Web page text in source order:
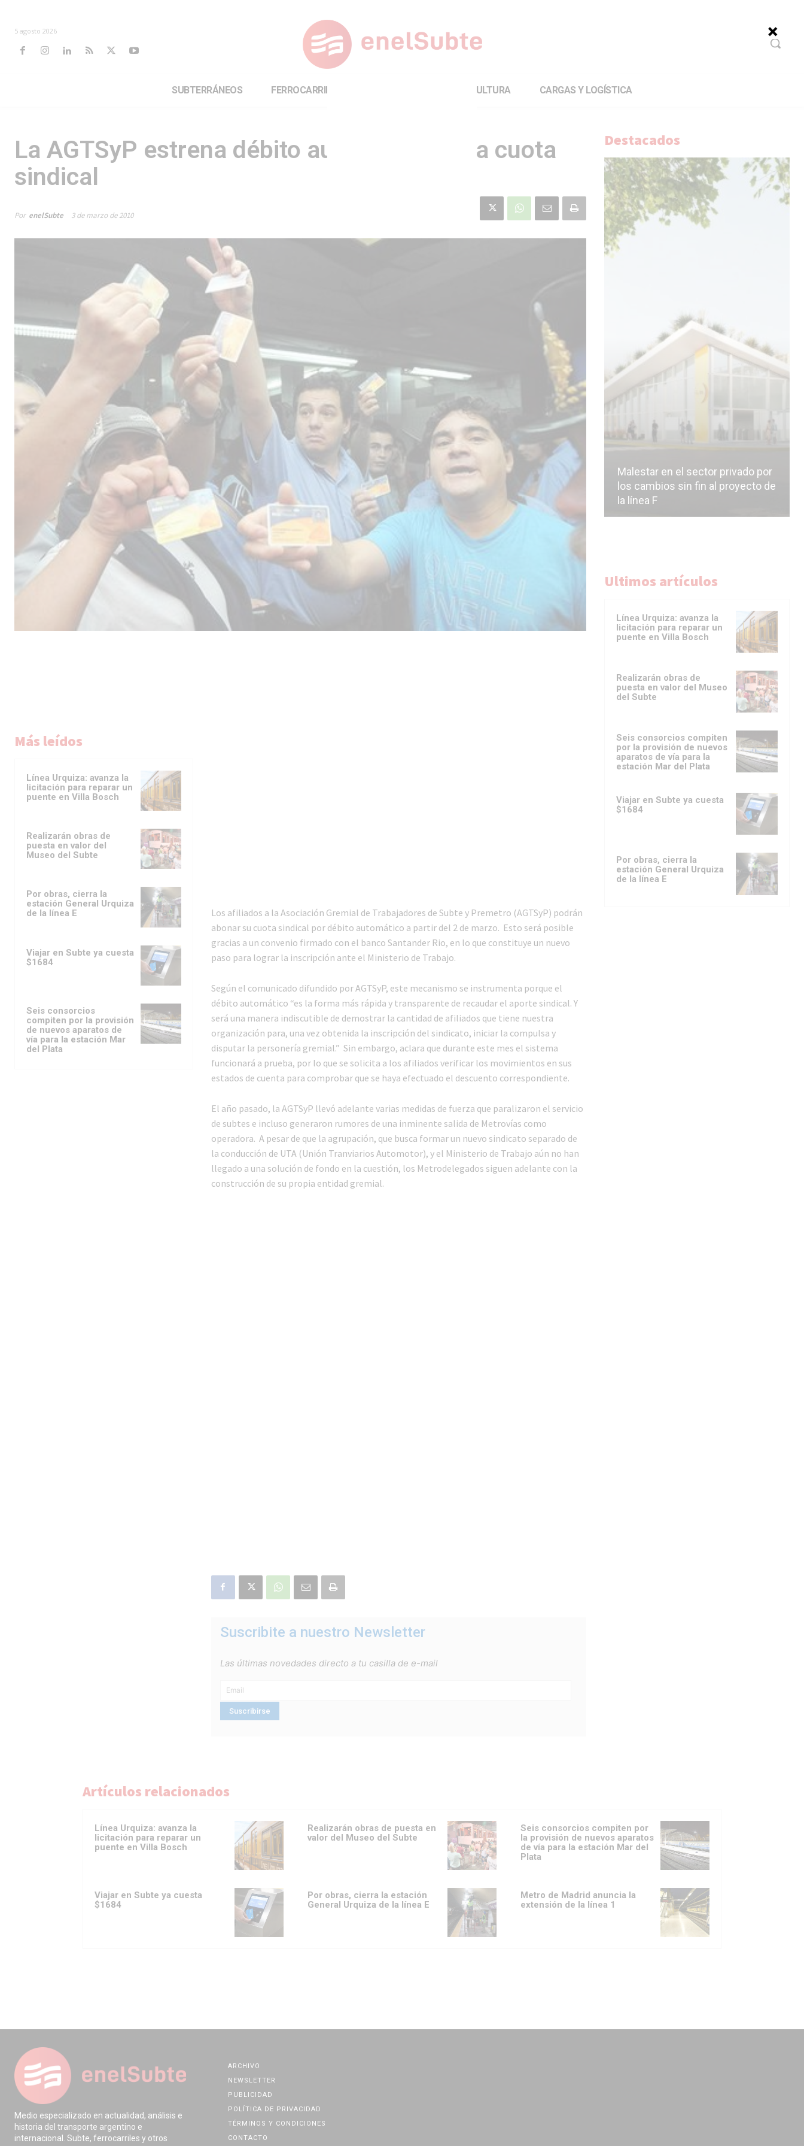
5 agosto 2026
SUBTERRÁNEOS FERROCARRILES CULTURA CARGAS Y LOGÍSTICA
La AGTSyP estrena débito automático de la cuota
sindical
Por enelSubte 3 de marzo de 2010
Más leídos
Línea Urquiza: avanza la
licitación para reparar un
puente en Villa Bosch
Realizarán obras de
puesta en valor del
Museo del Subte
Por obras, cierra la
estación General Urquiza
de la línea E
Viajar en Subte ya cuesta
$1684
Seis consorcios
compiten por la provisión
de nuevos aparatos de
vía para la estación Mar
del Plata
Los afiliados a la Asociación Gremial de Trabajadores de Subte y Premetro (AGTSyP) podrán
abonar su cuota sindical por débito automático a partir del 2 de marzo. Esto será posible
gracias a un convenio firmado con el banco Santander Rio, en lo que constituye un nuevo
paso para lograr la inscripción ante el Ministerio de Trabajo.
Según el comunicado difundido por AGTSyP, este mecanismo se instrumenta porque el
débito automático “es la forma más rápida y transparente de recaudar el aporte sindical. Y
será una manera indiscutible de demostrar la cantidad de afiliados que tiene nuestra
organización para, una vez obtenida la inscripción del sindicato, iniciar la compulsa y
disputar la personería gremial.” Sin embargo, aclara que durante este mes el sistema
funcionará a prueba, por lo que se solicita a los afiliados verificar los movimientos en sus
estados de cuenta para comprobar que se haya efectuado el descuento correspondiente.
El año pasado, la AGTSyP llevó adelante varias medidas de fuerza que paralizaron el servicio
de subtes e incluso generaron rumores de una inminente salida de Metrovías como
operadora. A pesar de que la agrupación, que busca formar un nuevo sindicato separado de
la conducción de UTA (Unión Tranviarios Automotor), y el Ministerio de Trabajo aún no han
llegado a una solución de fondo en la cuestión, los Metrodelegados siguen adelante con la
construcción de su propia entidad gremial.
Suscribite a nuestro Newsletter
Las últimas novedades directo a tu casilla de e-mail
Destacados
Malestar en el sector privado por
los cambios sin fin al proyecto de
la línea F
Ultimos artículos
Línea Urquiza: avanza la
licitación para reparar un
puente en Villa Bosch
Realizarán obras de
puesta en valor del Museo
del Subte
Seis consorcios compiten
por la provisión de nuevos
aparatos de vía para la
estación Mar del Plata
Viajar en Subte ya cuesta
$1684
Por obras, cierra la
estación General Urquiza
de la línea E
Artículos relacionados
Línea Urquiza: avanza la
licitación para reparar un
puente en Villa Bosch
Realizarán obras de puesta en
valor del Museo del Subte
Seis consorcios compiten por
la provisión de nuevos aparatos
de vía para la estación Mar del
Plata
Viajar en Subte ya cuesta
$1684
Por obras, cierra la estación
General Urquiza de la línea E
Metro de Madrid anuncia la
extensión de la línea 1
Medio especializado en actualidad, análisis e
historia del transporte argentino e
internacional. Subte, ferrocarriles y otros
ARCHIVO
NEWSLETTER
PUBLICIDAD
POLÍTICA DE PRIVACIDAD
TÉRMINOS Y CONDICIONES
CONTACTO